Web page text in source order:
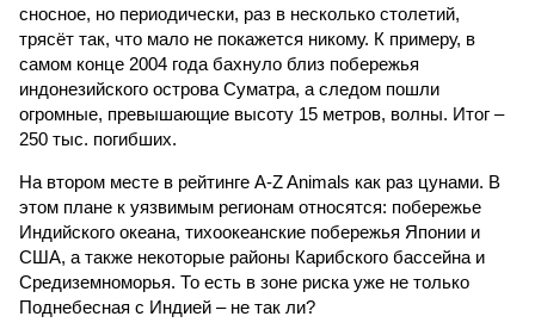
сносное, но периодически, раз в несколько столетий,
трясёт так, что мало не покажется никому. К примеру, в
самом конце 2004 года бахнуло близ побережья
индонезийского острова Суматра, а следом пошли
огромные, превышающие высоту 15 метров, волны. Итог –
250 тыс. погибших.
На втором месте в рейтинге A-Z Animals как раз цунами. В
этом плане к уязвимым регионам относятся: побережье
Индийского океана, тихо­океанские побережья Японии и
США, а также некоторые районы Карибского бассейна и
Средиземноморья. То есть в зоне риска уже не только
Поднебесная с Индией – не так ли?